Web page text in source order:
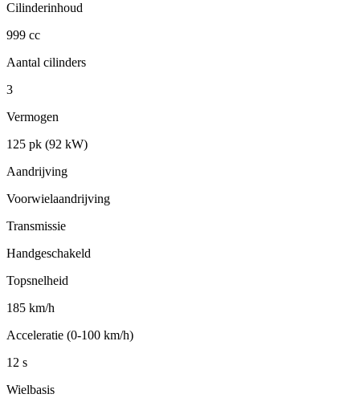
Cilinderinhoud
999 cc
Aantal cilinders
3
Vermogen
125 pk (92 kW)
Aandrijving
Voorwielaandrijving
Transmissie
Handgeschakeld
Topsnelheid
185 km/h
Acceleratie (0-100 km/h)
12 s
Wielbasis